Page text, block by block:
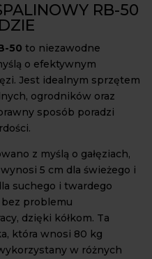
RB-50
50to niezawodne
o efektywnym
Jest idealnym sprzętem
ogrodników oraz
sposób poradzi
z myślą o gałęziach,
5 cm dla świeżego i
suchego i twardego
problemu
dzięki kółkom. Ta
która wnosi 80 kg
w różnych